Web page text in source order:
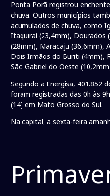
Ponta Porã registrou
chuva. Outros municípios
acumulados de chuva, como
Itaquiraí (23,4mm), Dourados
(28mm), Maracaju (36,6mm),
Dois Irmãos do Buriti (4mm),
São Gabriel do Oeste
Segundo a Energisa, 401.852
foram registradas das 0h às
(14) em Mato Grosso do Sul.
Na capital, a sexta-feira